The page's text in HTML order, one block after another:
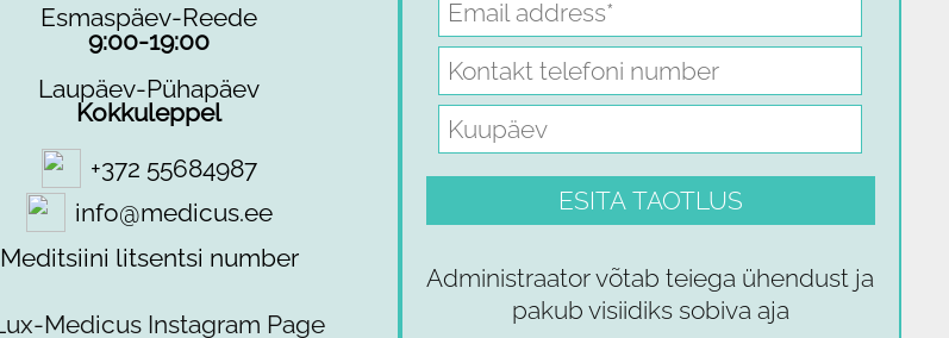
Esmaspäev-Reede
9:00-19:00
Laupäev-Pühapäev
Kokkuleppel
+372 55684987
info@medicus.ee
Meditsiini litsentsi number
Administraator võtab teiega ühendust ja
pakub visiidiks sobiva aja